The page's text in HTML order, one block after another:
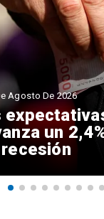
un
Agosto De 2026